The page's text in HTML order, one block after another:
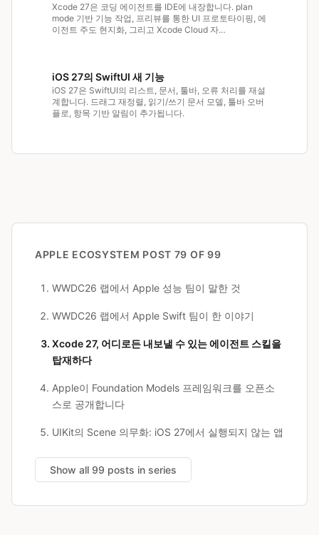
Xcode 27은 코딩 에이전트를 IDE에 내장합니다. plan
mode 기반 기능 작업, 프리뷰를 통한 UI 프로토타이핑, 에
이전트 주도 현지화, 그리고 Xcode Cloud 자…
iOS 27의 SwiftUI 새 기능
iOS 27은 SwiftUI의 리스트, 문서, 툴바, 오류 처리를 재설
계합니다. 드래그 재정렬, 읽기/쓰기 문서 모델, 툴바 오버
플로, 항목 기반 알림이 추가됩니다.
APPLE ECOSYSTEM POST 79 OF 99
WWDC26 랩에서 Apple 성능 팀이 말한 것
WWDC26 랩에서 Apple Swift 팀이 한 이야기
Xcode 27, 어디로든 내보낼 수 있는 에이전트 스킬을
탑재하다
Apple이 Foundation Models 프레임워크를 오픈소
스로 공개합니다
UIKit의 Scene 의무화: iOS 27에서 실행되지 않는 앱
Show all 99 posts in series